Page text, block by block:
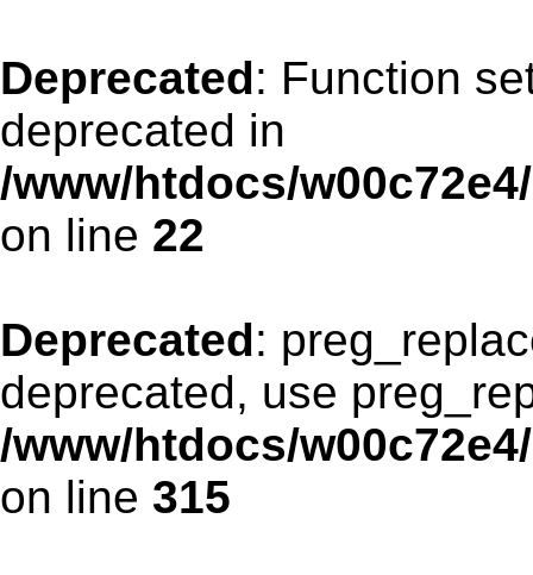
Deprecated: Function
deprecated in
/www/htdocs/
on line 22
Deprecated:
deprecated, use
/www/htdocs/
on line 315